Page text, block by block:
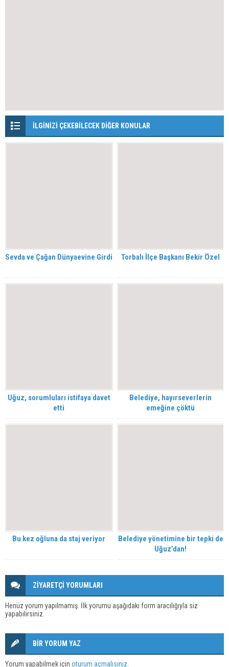
İLGİNİZİ ÇEKEBİLECEK DİĞER KONULAR
Sevda ve Çağan Dünyaevine Girdi Torbalı İlçe Başkanı Bekir Özel
Uğuz, sorumluları istifaya davet
etti
Belediye, hayırseverlerin
emeğine çöktü
Bu kez oğluna da staj veriyor
Belediye yönetimine bir tepki de
Uğuz’dan!
ZİYARETÇİ YORUMLARI
Henüz yorum yapılmamış. İlk yorumu aşağıdaki form aracılığıyla siz
yapabilirsiniz.
BİR YORUM YAZ
Yorum yapabilmek için oturum açmalısınız